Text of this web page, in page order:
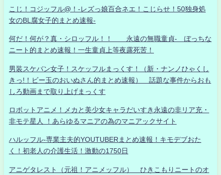
こじ！コジッフル@！-レズっ娘百合ネエ！こじらせ！50独身処
女のBL腐女子的まとめ速報-
何だ！何が？真・シロッフル！！ 永遠の無職童貞- ぼっちな
ニート的まとめ速報！一生童貞上等夜露死苦！
男装スケバン女子！スケッフルまっくす！（新・ナンノひゃくし
きっ!！ビー玉のおいぬさん的まとめ速報） 話題な事件からおも
しろ動画まで取り上げまっくす
ロボットアニメ！メカと美少女キャラだいすき永遠の非リア充・
非モテ星人 ！あらゆるマニアの為のマニアックサイト
ハルッフル-専業主夫的YOUTUBERまとめ速報！キモデブおた
く！初老人の介護生活！激動の1750日
アニゲタレスト（元祖！アニメッフル） ひきこもりニートのオ